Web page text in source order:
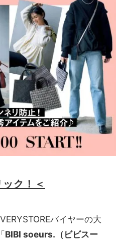
ク！＜
バイヤーの大
BIBI soeurs.（ビビスー